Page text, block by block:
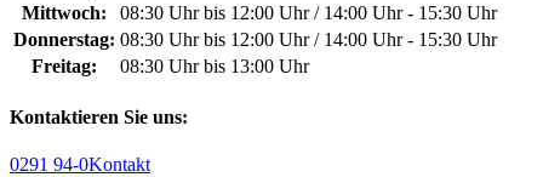
Mittwoch:
08:30 Uhr bis 12:00 Uhr / 14:00 Uhr - 15:30 Uhr
Donnerstag: 08:30 Uhr bis 12:00 Uhr / 14:00 Uhr - 15:30 Uhr
Freitag:
08:30 Uhr bis 13:00 Uhr
Kontaktieren Sie uns:
0291 94-0Kontakt